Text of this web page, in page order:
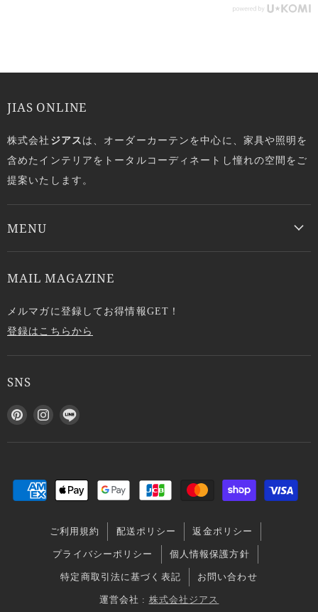
JIAS ONLINE
株式会社 ジアスは、オーダーカーテンを中心に、家具や照明を
含めたインテリアをトータルコーディネートし憧れの空間をご
提案いたします。
MENU
MAIL MAGAZINE
メルマガに登録してお得情報GET！
登録はこちらから
SNS
P
n
r
I
s
m
で
つ
L
N
見
て
く
さ
ご利用規約 配送ポリシー 返金ポリシー
プライバシーポリシー 個人情報保護方針
特定商取引法に基づく表記 お問い合わせ
運営会社 : 株式会社ジアス